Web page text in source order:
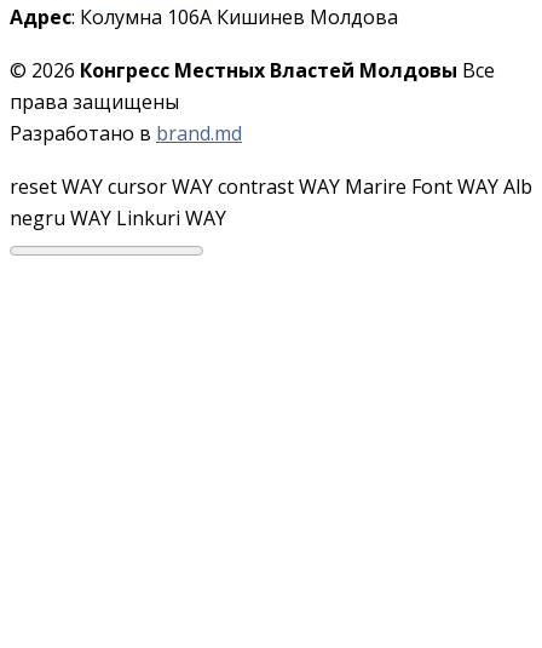
Адрес: Колумна 106A Кишинев Молдова
© 2026 Конгресс Местных Властей Молдовы Все
права защищены
Разработано в brand.md
reset WAYcursor WAYcontrast WAY Marire Font WAYAlb
negru WAY Linkuri WAY